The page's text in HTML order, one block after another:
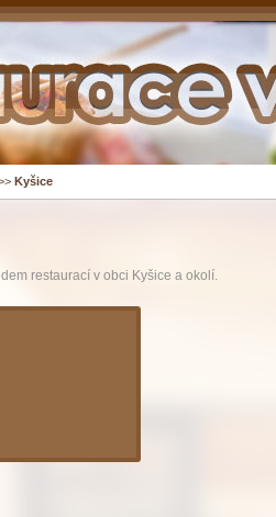
Kyšice
restaurací v obci Kyšice a okolí.